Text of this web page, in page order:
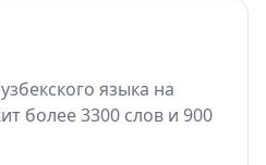
языка на
более 3300 слов и 900